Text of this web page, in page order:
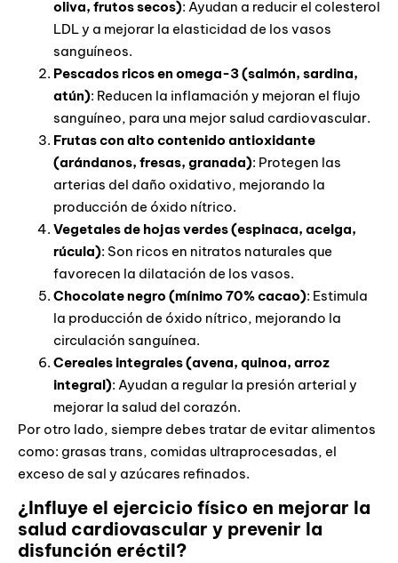
oliva, frutos secos): Ayudan a reducir el colesterol
LDL y a mejorar la elasticidad de los vasos
sanguíneos.
Pescados ricos en omega-3 (salmón, sardina,
atún): Reducen la inflamación y mejoran el flujo
sanguíneo, para una mejor salud cardiovascular.
Frutas con alto contenido antioxidante
(arándanos, fresas, granada): Protegen las
arterias del daño oxidativo, mejorando la
producción de óxido nítrico.
Vegetales de hojas verdes (espinaca, acelga,
rúcula): Son ricos en nitratos naturales que
favorecen la dilatación de los vasos.
Chocolate negro (mínimo 70% cacao): Estimula
la producción de óxido nítrico, mejorando la
circulación sanguínea.
Cereales integrales (avena, quinoa, arroz
integral): Ayudan a regular la presión arterial y
mejorar la salud del corazón.
Por otro lado, siempre debes tratar de evitar alimentos
como: grasas trans, comidas ultraprocesadas, el
exceso de sal y azúcares refinados.
¿Influye el ejercicio físico en mejorar la
salud cardiovascular y prevenir la
disfunción eréctil?